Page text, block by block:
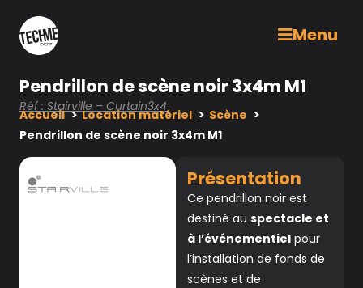
Menu
Pendrillon de scène noir 3x4m M1
Réf : Stairville – Curtain3x4
Accueil Location matériel
Scène
Pendrillon de scène noir 3x4m M1
Présentation
Ce pendrillon noir est
destiné au spectacle et
à l’événementielpour
l’installation de fonds de
scènes et de